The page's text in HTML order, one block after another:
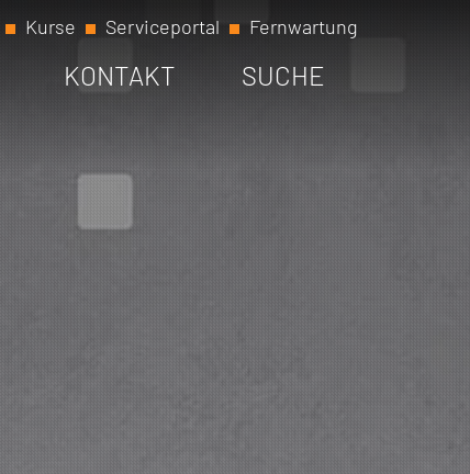
Kurse Serviceportal Fernwartung
KONTAKT SUCHE